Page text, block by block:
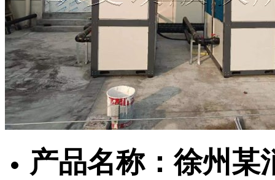
产品名称：徐州某